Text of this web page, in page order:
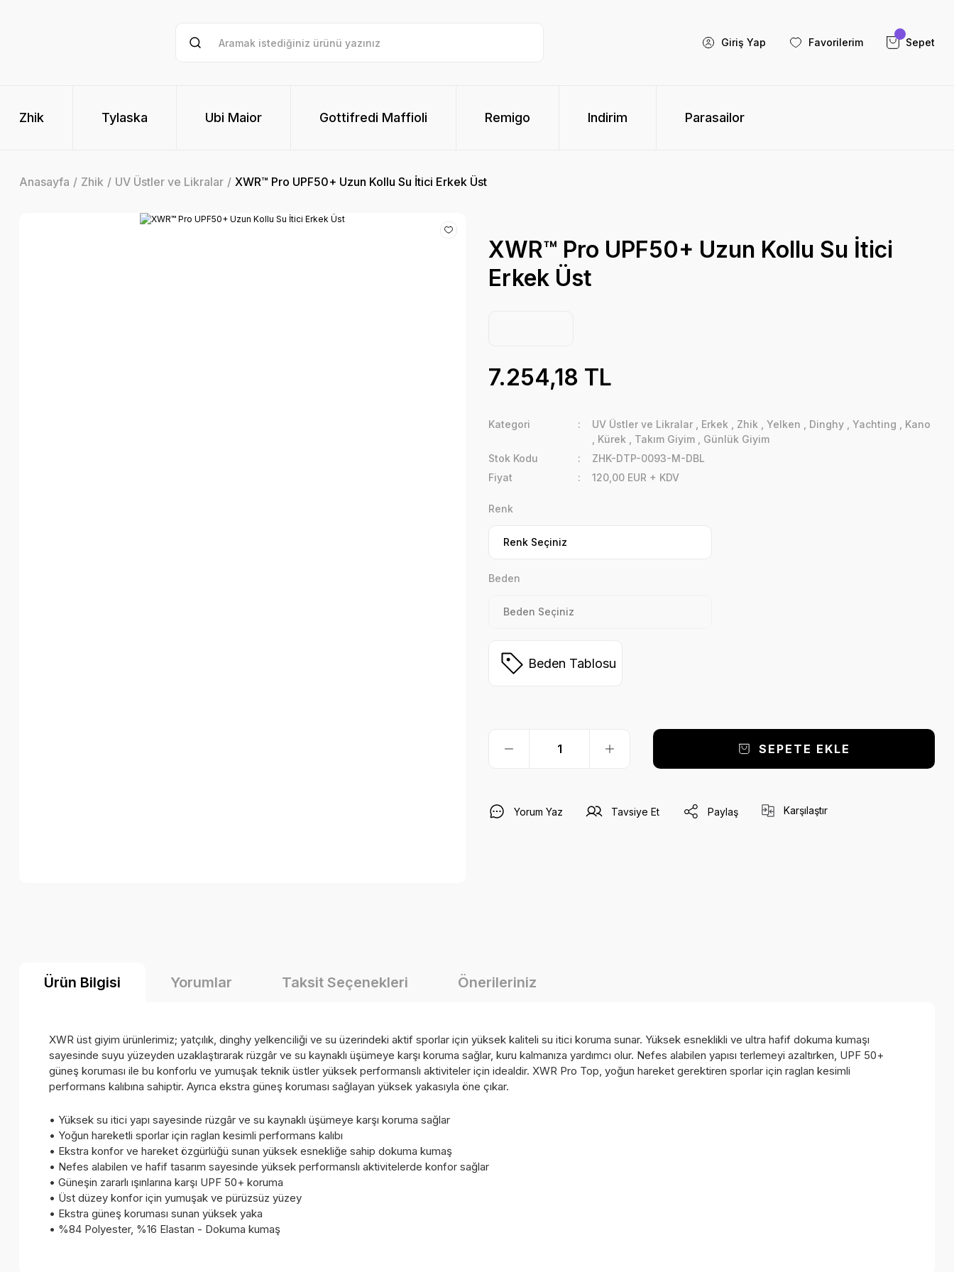
Giriş Yap Favorilerim Sepet
Zhik Tylaska Ubi Maior Gottifredi Maffioli Remigo Indirim Parasailor
Anasayfa Zhik UV Üstler ve Likralar XWR™ Pro UPF50+ Uzun Kollu Su İtici Erkek Üst
XWR™ Pro UPF50+ Uzun Kollu Su İtici
Erkek Üst
7.254,18 TL
Kategori UV Üstler ve Likralar Erkek Zhik Yelken Dinghy Yachting
Kano
Kürek Takım Giyim
Günlük Giyim
Stok Kodu
ZHK-DTP-0093-M-DBL
Fiyat
120,00 EUR + KDV
Renk
Beden
Beden Tablosu
SEPETE EKLE
Yorum Yaz Tavsiye Et Paylaş Karşılaştır
Ürün Bilgisi Yorumlar Taksit Seçenekleri Önerileriniz
XWR üst giyim ürünlerimiz; yatçılık, dinghy yelkenciliği ve su üzerindeki aktif sporlar için yüksek kaliteli su itici koruma sunar. Yüksek esneklikli ve ultra hafif dokuma kumaşı
sayesinde suyu yüzeyden uzaklaştırarak rüzgâr ve su kaynaklı üşümeye karşı koruma sağlar, kuru kalmanıza yardımcı olur. Nefes alabilen yapısı terlemeyi azaltırken, UPF 50+
güneş koruması ile bu konforlu ve yumuşak teknik üstler yüksek performanslı aktiviteler için idealdir. XWR Pro Top, yoğun hareket gerektiren sporlar için raglan kesimli
performans kalıbına sahiptir. Ayrıca ekstra güneş koruması sağlayan yüksek yakasıyla öne çıkar.
• Yüksek su itici yapı sayesinde rüzgâr ve su kaynaklı üşümeye karşı koruma sağlar
• Yoğun hareketli sporlar için raglan kesimli performans kalıbı
• Ekstra konfor ve hareket özgürlüğü sunan yüksek esnekliğe sahip dokuma kumaş
• Nefes alabilen ve hafif tasarım sayesinde yüksek performanslı aktivitelerde konfor sağlar
• Güneşin zararlı ışınlarına karşı UPF 50+ koruma
• Üst düzey konfor için yumuşak ve pürüzsüz yüzey
• Ekstra güneş koruması sunan yüksek yaka
• %84 Polyester, %16 Elastan - Dokuma kumaş